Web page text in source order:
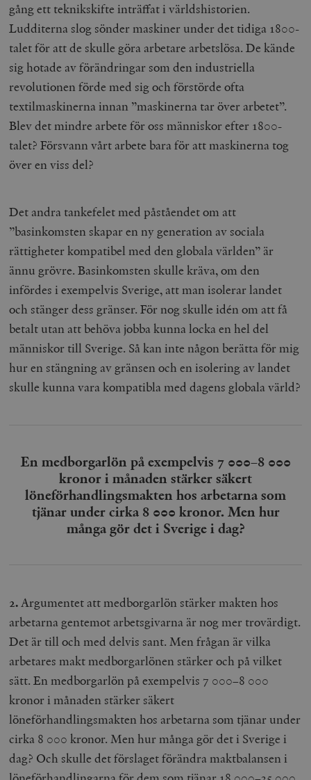
gång ett teknikskifte inträffat i världshistorien.
Ludditerna slog sönder maskiner under det tidiga 1800-
talet för att de skulle göra arbetare arbetslösa. De kände
sig hotade av förändringar som den industriella
revolutionen förde med sig och förstörde ofta
textilmaskinerna innan ”maskinerna tar över arbetet”.
Blev det mindre arbete för oss människor efter 1800-
talet? Försvann vårt arbete bara för att maskinerna tog
över en viss del?
Det andra tankefelet med påståendet om att
”basinkomsten skapar en ny generation av sociala
rättigheter kompatibel med den globala världen” är
ännu grövre. Basinkomsten skulle kräva, om den
infördes i exempelvis Sverige, att man isolerar landet
och stänger dess gränser. För nog skulle idén om att få
betalt utan att behöva jobba kunna locka en hel del
människor till Sverige. Så kan inte någon berätta för mig
hur en stängning av gränsen och en isolering av landet
skulle kunna vara kompatibla med dagens globala värld?
En medborgarlön på exempelvis 7 000–8 000
kronor i månaden stärker säkert
löneförhandlingsmakten hos arbetarna som
tjänar under cirka 8 000 kronor. Men hur
många gör det i Sverige i dag?
2.Argumentet att medborgarlön stärker makten hos
arbetarna gentemot arbetsgivarna är nog mer trovärdigt.
Det är till och med delvis sant. Men frågan är vilka
arbetares makt medborgarlönen stärker och på vilket
sätt. En medborgarlön på exempelvis 7 000–8 000
kronor i månaden stärker säkert
löneförhandlingsmakten hos arbetarna som tjänar under
cirka 8 000 kronor. Men hur många gör det i Sverige i
dag? Och skulle det förslaget förändra maktbalansen i